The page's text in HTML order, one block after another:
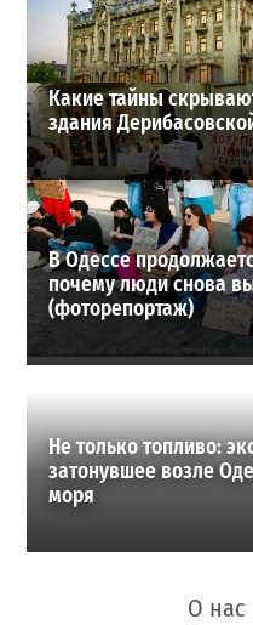
ВИБОР РЕДАКЦИИ
Какие тайны
здания
В Одессе
почему люди снова
(фоторепортаж)
Не только топливо:
затонувшее возле
моря
О нас